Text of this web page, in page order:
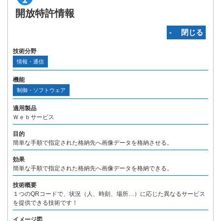
開放特許情報
‐ 閉じる
技術分野
情報・通信
機能
制御・ソフトウェア
適用製品
Ｗｅｂサービス
目的
簡単な手順で指定された格納先へ画像データを格納させる。
効果
簡単な手順で指定された格納先へ画像データを格納できる。
技術概要
１つのQRコードで、状況（人、時刻、場所…）に応じた異なるサービス
を提供できる技術です！
イメージ図